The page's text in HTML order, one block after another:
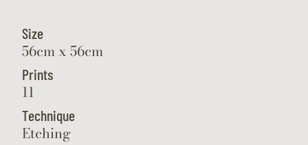
Size
56cm x 56cm
Prints
11
Technique
Etching